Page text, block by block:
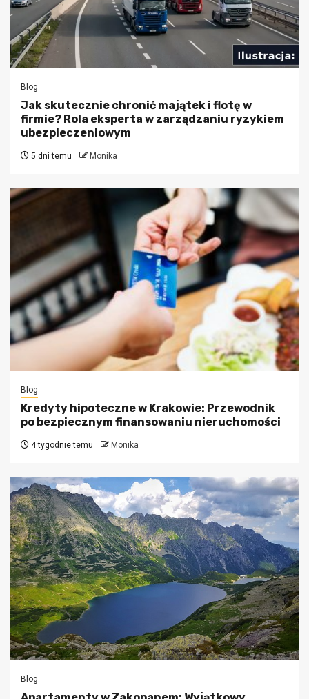
Blog
Jak skutecznie chronić majątek i flotę w
firmie? Rola eksperta w zarządzaniu ryzykiem
ubezpieczeniowym
5 dni temu Monika
Blog
Kredyty hipoteczne w Krakowie: Przewodnik
po bezpiecznym finansowaniu nieruchomości
4 tygodnie temu Monika
Blog